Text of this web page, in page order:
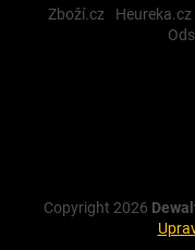
Zboží.cz Heureka.cz
Copyright 2026